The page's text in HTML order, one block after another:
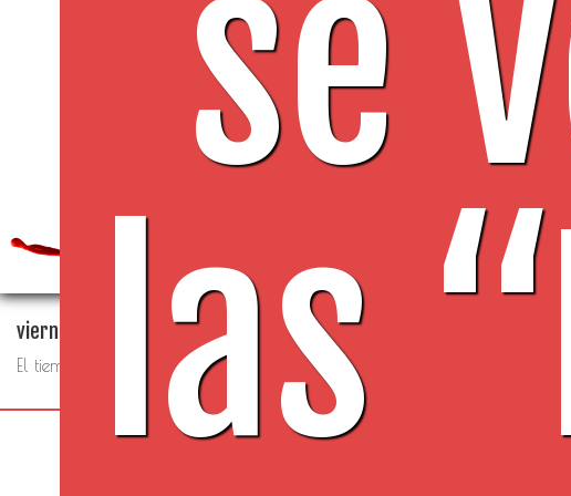
viernes 7 de agosto 2026
El tiempo - Tutiempo.net
se
las